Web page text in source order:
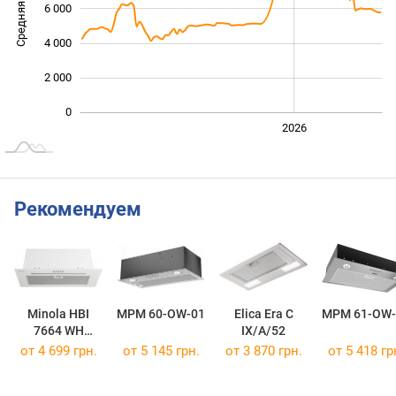
10 000
0
2 000
4 000
6 000
2026
Рекомендуем
Minola HBI
7664 WH
GLASS 1000
MPM 60-OW-01
Elica Era C
IX/A/52
MPM 61-
от 4 699 грн. от 5 145 грн. от 3 870 грн. от 5 418